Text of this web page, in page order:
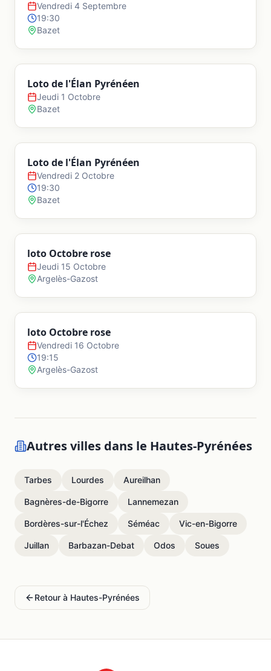
Vendredi 4 Septembre
19:30
Bazet
Loto de l'Élan Pyrénéen
Jeudi 1 Octobre
Bazet
Loto de l'Élan Pyrénéen
Vendredi 2 Octobre
19:30
Bazet
loto Octobre rose
Jeudi 15 Octobre
Argelès-Gazost
loto Octobre rose
Vendredi 16 Octobre
19:15
Argelès-Gazost
Autres villes dans le Hautes-Pyrénées
Tarbes Lourdes Aureilhan
Bagnères-de-Bigorre Lannemezan
Bordères-sur-l'Échez Séméac Vic-en-Bigorre
Juillan Barbazan-Debat Odos Soues
Retour à Hautes-Pyrénées